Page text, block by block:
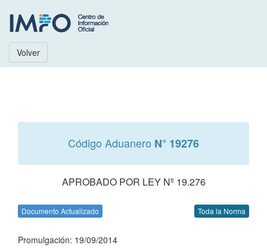
Volver
Código Aduanero N° 19276
APROBADO POR LEY Nº 19.276
Documento Actualizado Toda la Norma
Promulgación: 19/09/2014